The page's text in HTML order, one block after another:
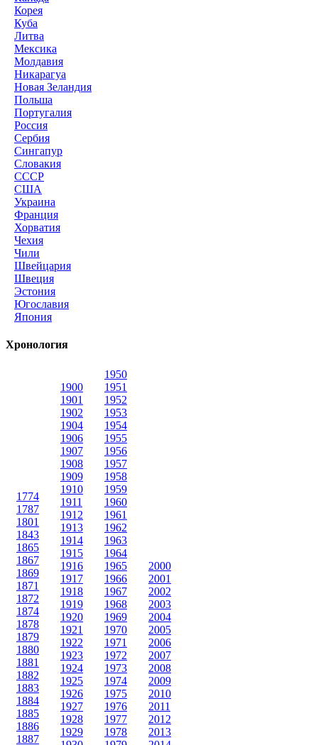
Корея
Куба
Литва
Мексика
Молдавия
Никарагуа
Новая Зеландия
Польша
Португалия
Россия
Сербия
Сингапур
Словакия
СССР
США
Украина
Франция
Хорватия
Чехия
Чили
Швейцария
Швеция
Эстония
Югославия
Япония
Хронология
1774
1787
1801
1843
1865
1867
1869
1871
1872
1874
1878
1879
1880
1881
1882
1883
1884
1885
1886
1887
1900
1901
1902
1904
1906
1907
1908
1909
1910
1911
1912
1913
1914
1915
1916
1917
1918
1919
1920
1921
1922
1923
1924
1925
1926
1927
1928
1929
1950
1951
1952
1953
1954
1955
1956
1957
1958
1959
1960
1961
1962
1963
1964
1965
1966
1967
1968
1969
1970
1971
1972
1973
1974
1975
1976
1977
1978
2000
2001
2002
2003
2004
2005
2006
2007
2008
2009
2010
2011
2012
2013